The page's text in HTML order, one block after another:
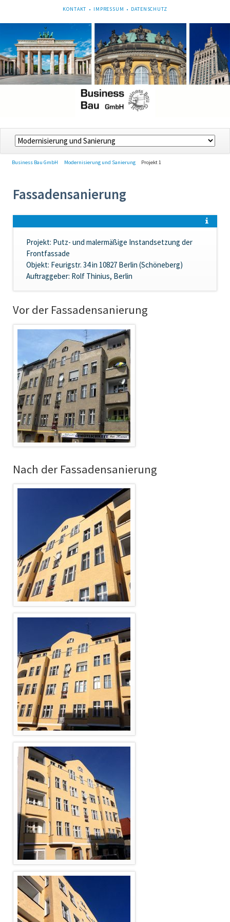
NAVIGATION
KONTAKT IMPRESSUM DATENSCHUTZ
Navigation
überspringen
Business Bau GmbH Modernisierung und Sanierung Projekt 1
Fassadensanierung
Projekt: Putz- und malermäßige Instandsetzung der
Frontfassade
Objekt: Feurigstr. 34 in 10827 Berlin (Schöneberg)
Auftraggeber: Rolf Thinius, Berlin
Vor der Fassadensanierung
Nach der Fassadensanierung